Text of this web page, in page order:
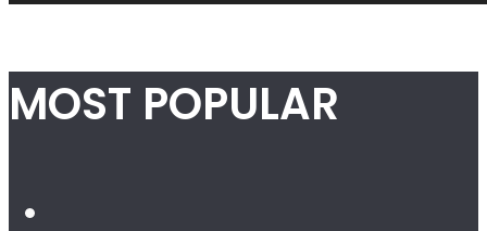
MOST POPULAR